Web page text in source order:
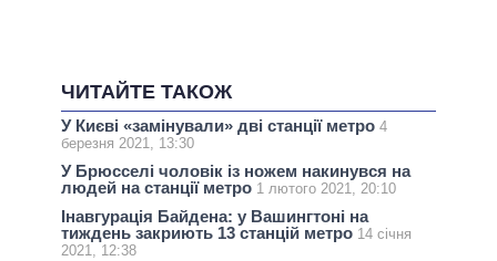
ЧИТАЙТЕ ТАКОЖ
У Києві «замінували» дві станції метро 4
березня 2021, 13:30
У Брюсселі чоловік із ножем накинувся на
людей на станції метро 1 лютого 2021, 20:10
Інавгурація Байдена: у Вашингтоні на
тиждень закриють 13 станцій метро 14 січня
2021, 12:38